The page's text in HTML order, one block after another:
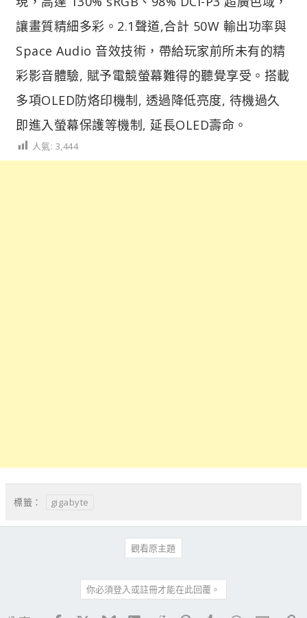
讓畫質精細多彩。2.1聲道,合計 50W 輸出功率與
Space Audio 音效技術，帶給玩家前所未有的精
彩影音體驗, 賦予電競螢幕難得的聽覺享受。搭載
多項OLED防烙印機制, 透過降低亮度, 待機過久
即進入螢幕保護等機制, 延長OLED壽命。
人氣: 3,444
標籤： gigabyte
觀看原主題
你必須登入或註冊才能在此回覆。